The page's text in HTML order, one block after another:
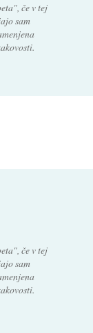
če v tej
sam
če v tej
sam